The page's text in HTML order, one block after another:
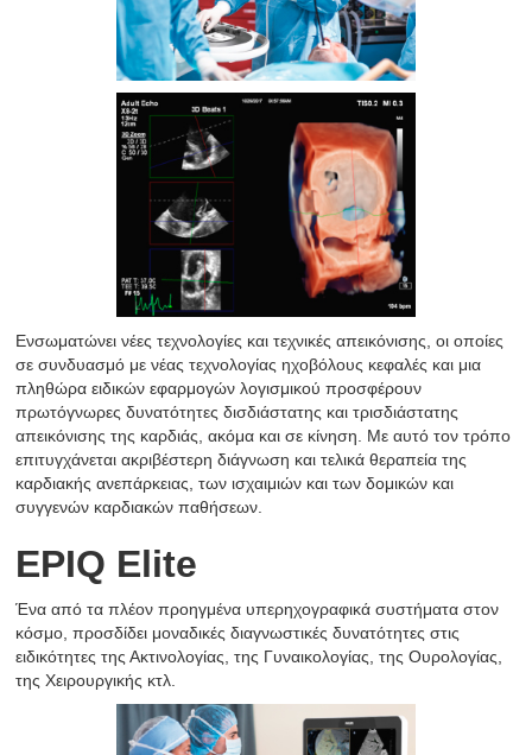
Ενσωματώνει νέες τεχνολογίες και τεχνικές απεικόνισης, οι οποίες
σε συνδυασμό με νέας τεχνολογίας ηχοβόλους κεφαλές και μια
πληθώρα ειδικών εφαρμογών λογισμικού προσφέρουν
πρωτόγνωρες δυνατότητες δισδιάστατης και τρισδιάστατης
απεικόνισης της καρδιάς, ακόμα και σε κίνηση. Με αυτό τον τρόπο
επιτυγχάνεται ακριβέστερη διάγνωση και τελικά θεραπεία της
καρδιακής ανεπάρκειας, των ισχαιμιών και των δομικών και
συγγενών καρδιακών παθήσεων.
EPIQ Elite
Ένα από τα πλέον προηγμένα υπερηχογραφικά συστήματα στον
κόσμο, προσδίδει μοναδικές διαγνωστικές δυνατότητες στις
ειδικότητες της Ακτινολογίας, της Γυναικολογίας, της Ουρολογίας,
της Χειρουργικής κτλ.